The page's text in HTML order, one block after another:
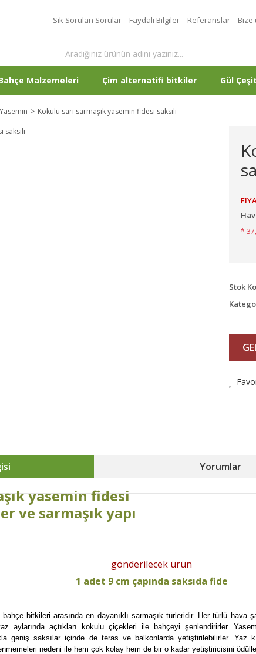
Sık Sorulan Sorular Faydalı Bilgiler Referanslar Bize
Malzemeleri Çim alternatifi bitkiler Gül
Yasemin Kokulu sarı sarmaşık yasemin fidesi saksılı
*
Stok
Yorumlar
yasemin fidesi
ve sarmaşık yapı
gönderilecek ürün
1 adet 9 cm çapında saksıda fide
bitkileri arasında en dayanıklı sarmaşık türleridir. Her türlü
aylarında açtıkları kokulu çiçekleri ile bahçeyi şenlendirirler.
geniş saksılar içinde de teras ve balkonlarda yetiştirilebilirler.
nedeni ile hem çok kolay hem de bir o kadar yetiştiricisini